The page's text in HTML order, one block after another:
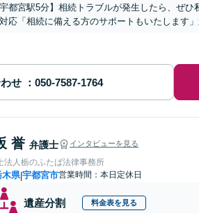
宇都宮駅5分】相続トラブルが発生したら、ぜ
応「相続に備える方のサポートもいたします
せ
誉 弁護士 インタビューを見る
法人栃のふたば法律事務所
木県|宇都宮市営業時間：本日定休日
遺産分割 料金表を見る